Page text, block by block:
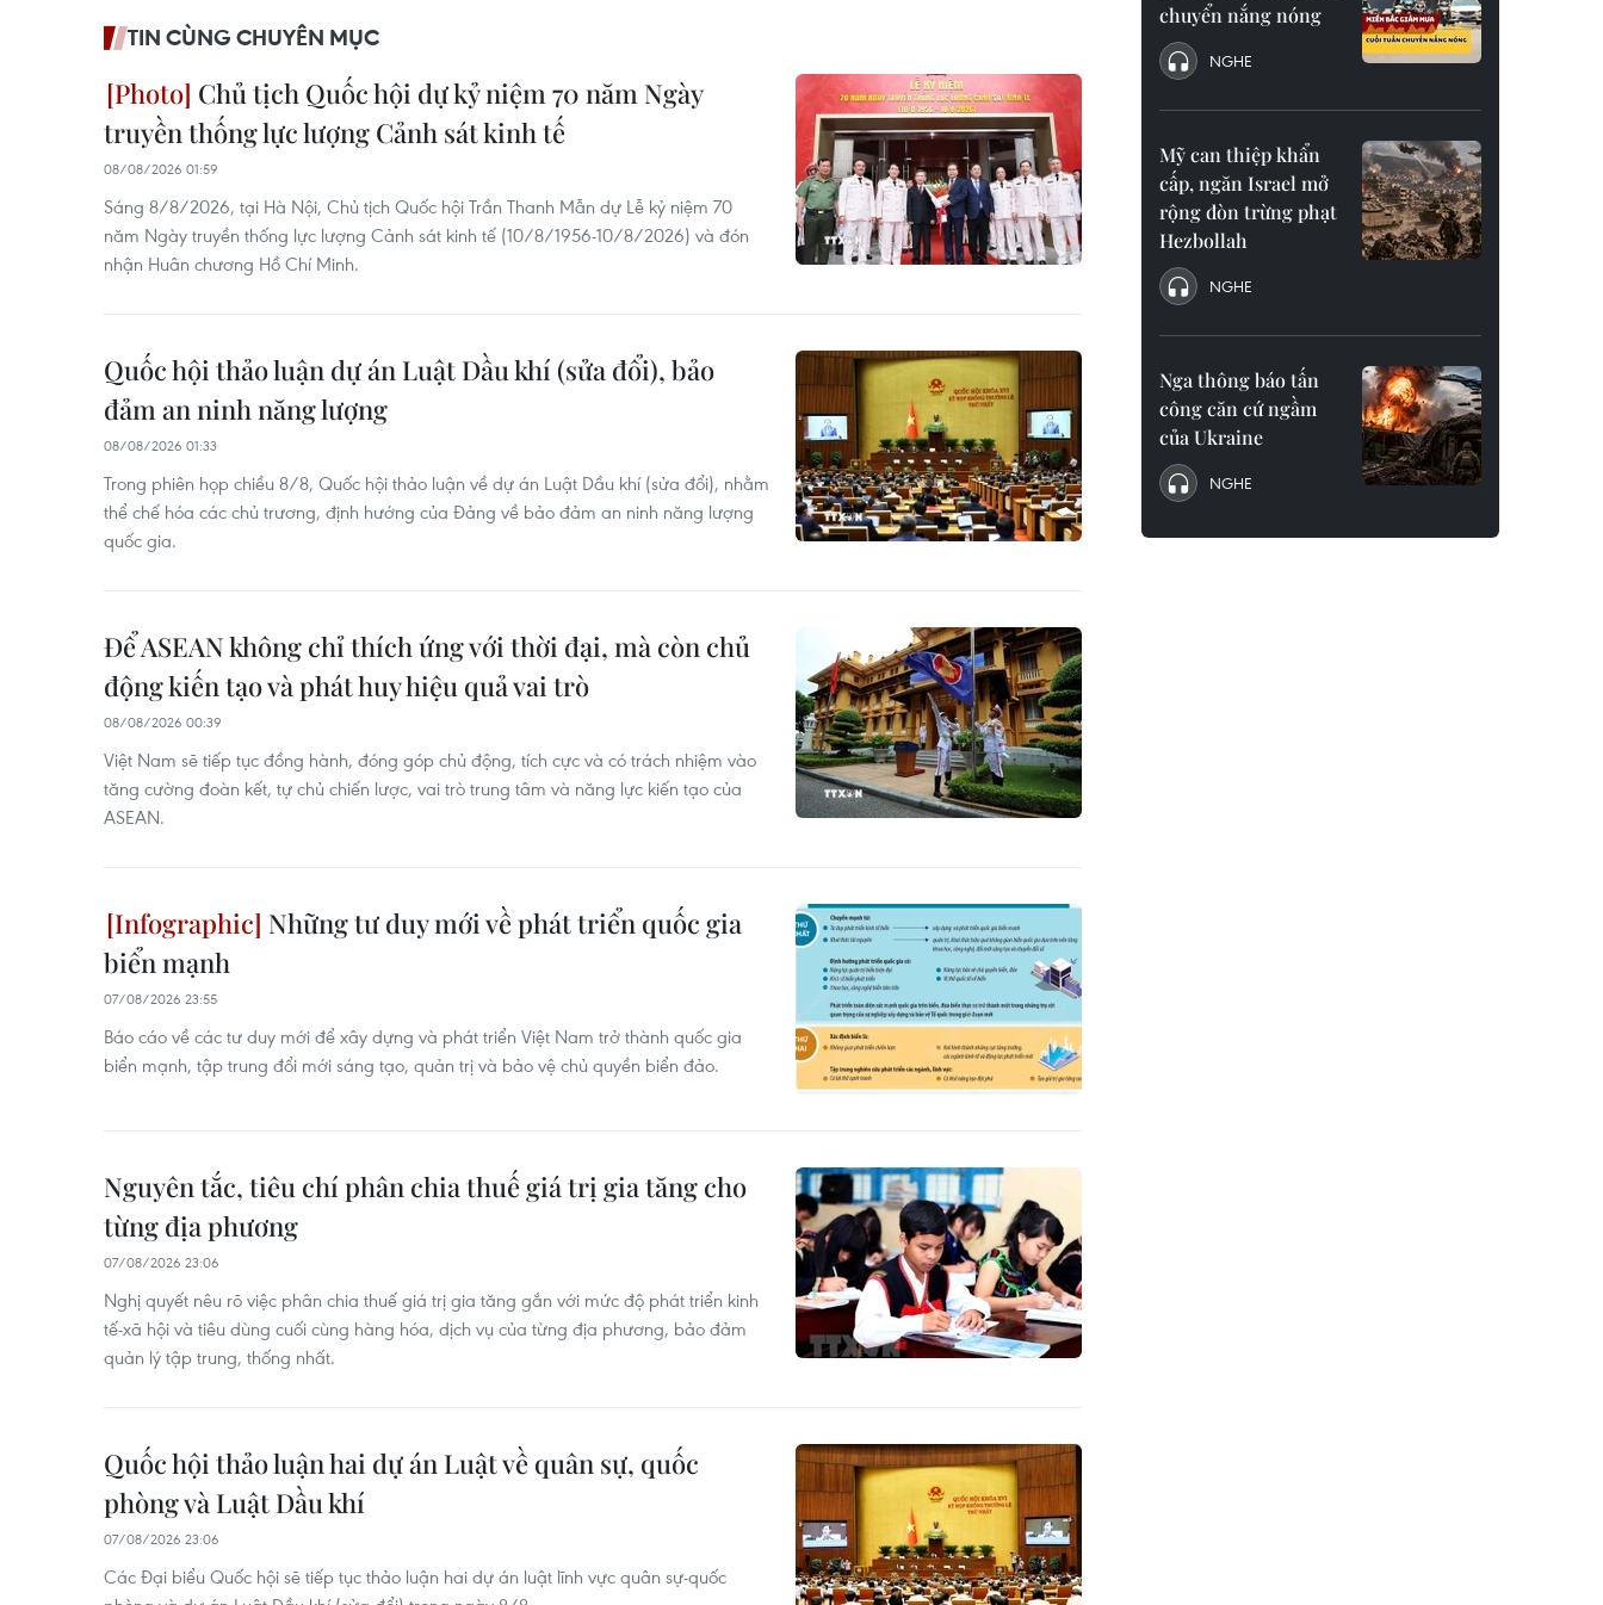
TIN CÙNG CHUYÊN MỤC
Chủ tịch Quốc hội dự kỷ niệm 70 năm Ngày
truyền thống lực lượng Cảnh sát kinh tế
08/08/2026 01:59
Sáng 8/8/2026, tại Hà Nội, Chủ tịch Quốc hội Trần Thanh Mẫn dự Lễ kỷ niệm 70
năm Ngày truyền thống lực lượng Cảnh sát kinh tế (10/8/1956-10/8/2026) và đón
nhận Huân chương Hồ Chí Minh.
Quốc hội thảo luận dự án Luật Dầu khí (sửa đổi), bảo
đảm an ninh năng lượng
08/08/2026 01:33
Trong phiên họp chiều 8/8, Quốc hội thảo luận về dự án Luật Dầu khí (sửa đổi), nhằm
thể chế hóa các chủ trương, định hướng của Đảng về bảo đảm an ninh năng lượng
quốc gia.
Để ASEAN không chỉ thích ứng với thời đại, mà còn chủ
động kiến tạo và phát huy hiệu quả vai trò
08/08/2026 00:39
Việt Nam sẽ tiếp tục đồng hành, đóng góp chủ động, tích cực và có trách nhiệm vào
tăng cường đoàn kết, tự chủ chiến lược, vai trò trung tâm và năng lực kiến tạo của
ASEAN.
Những tư duy mới về phát triển quốc gia
biển mạnh
07/08/2026 23:55
Báo cáo về các tư duy mới để xây dựng và phát triển Việt Nam trở thành quốc gia
biển mạnh, tập trung đổi mới sáng tạo, quản trị và bảo vệ chủ quyền biển đảo.
Nguyên tắc, tiêu chí phân chia thuế giá trị gia tăng cho
từng địa phương
07/08/2026 23:06
Nghị quyết nêu rõ việc phân chia thuế giá trị gia tăng gắn với mức độ phát triển kinh
tế-xã hội và tiêu dùng cuối cùng hàng hóa, dịch vụ của từng địa phương, bảo đảm
quản lý tập trung, thống nhất.
Quốc hội thảo luận hai dự án Luật về quân sự, quốc
phòng và Luật Dầu khí
07/08/2026 23:06
Các Đại biểu Quốc hội sẽ tiếp tục thảo luận hai dự án luật lĩnh vực quân sự-quốc
chuyển nắng nóng
NGHE
Mỹ can thiệp khẩn
cấp, ngăn Israel mở
rộng đòn trừng phạt
Hezbollah
NGHE
Nga thông báo tấn
công căn cứ ngầm
của Ukraine
NGHE